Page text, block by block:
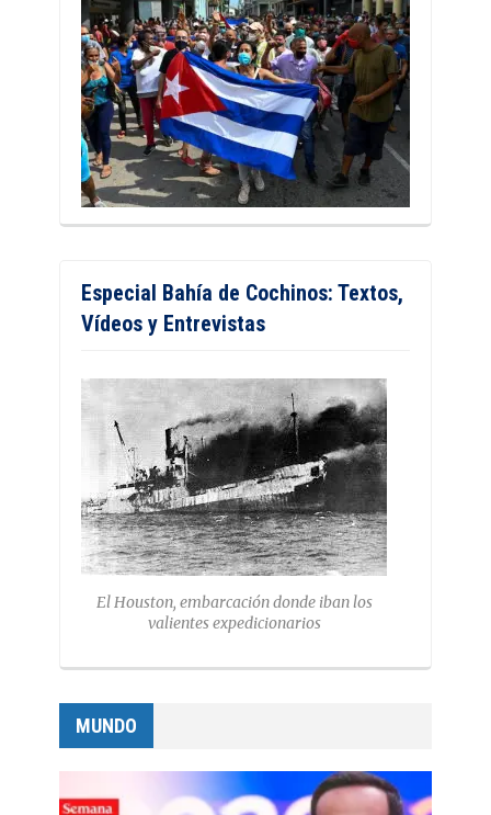
Especial Bahía de Cochinos: Textos,
Vídeos y Entrevistas
El Houston, embarcación donde iban los
valientes expedicionarios
MUNDO